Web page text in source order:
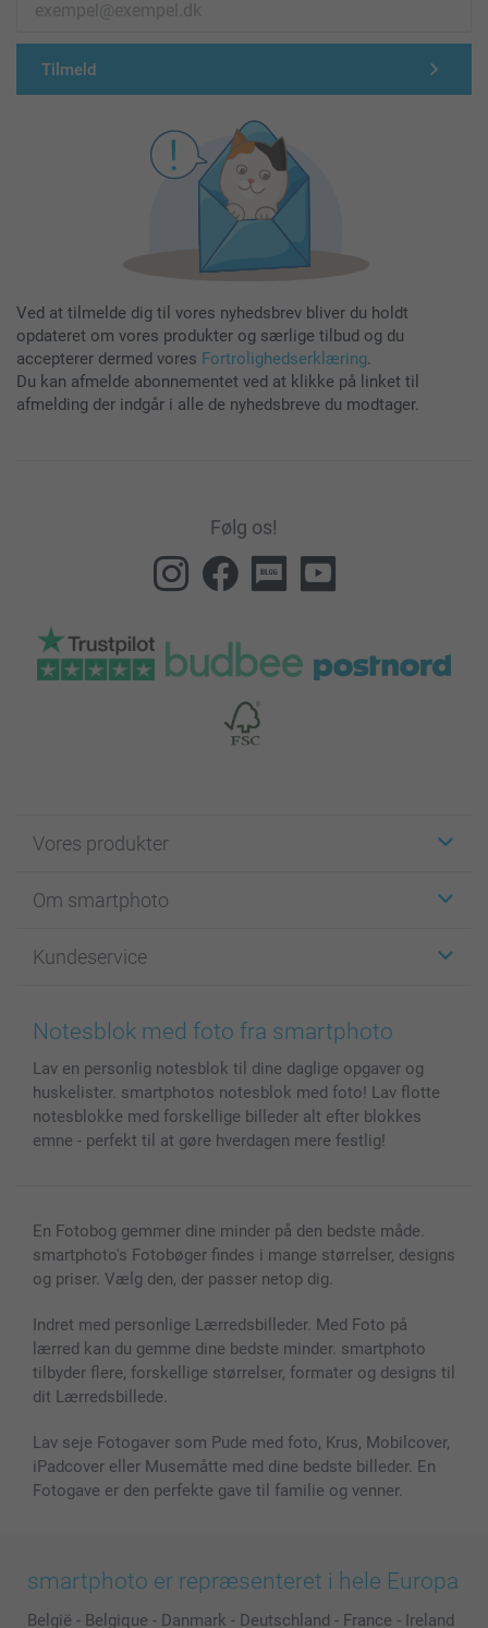
Tilmeld
Ved at tilmelde dig til vores nyhedsbrev bliver du holdt
opdateret om vores produkter og særlige tilbud og du
accepterer dermed vores Fortrolighedserklæring.
Du kan afmelde abonnementet ved at klikke på linket til
afmelding der indgår i alle de nyhedsbreve du modtager.
Følg os!
Vores produkter
Fotokort
Fotobøger
Billeder, Plakater & Fotohæfter
MyNameBook
Fotokalender & Kalenderbog
Fotorammer & Tilbehør
Om smartphoto
For affiliate
Cookie Policy
Betingelser og garantier
Investor Relations
Kundeservice
100% tilfredshedsgaranti
Priser & betaling
Status for ordrer
Notesblok med foto fra smartphoto
Lav en personlig notesblok til dine daglige opgaver og
huskelister. smartphotos notesblok med foto! Lav flotte
notesblokke med forskellige billeder alt efter blokkes
emne - perfekt til at gøre hverdagen mere festlig!
En Fotobog gemmer dine minder på den bedste måde.
smartphoto's Fotobøger findes i mange størrelser, designs
og priser. Vælg den, der passer netop dig.
Indret med personlige Lærredsbilleder. Med Foto på
lærred kan du gemme dine bedste minder. smartphoto
tilbyder flere, forskellige størrelser, formater og designs til
dit Lærredsbillede.
Lav seje Fotogaver som Pude med foto, Krus, Mobilcover,
iPadcover eller Musemåtte med dine bedste billeder. En
Fotogave er den perfekte gave til familie og venner.
smartphoto er repræsenteret i hele Europa
België - Belgique - Danmark - Deutschland - France - Ireland